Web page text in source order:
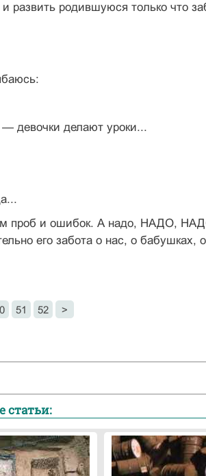
родившуюся только что
девочки делают уроки...
проб и ошибок. А надо, НАДО,
его забота о нас, о бабушках,
51 52 >
статьи: